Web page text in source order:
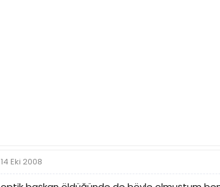
14 Eki 2008